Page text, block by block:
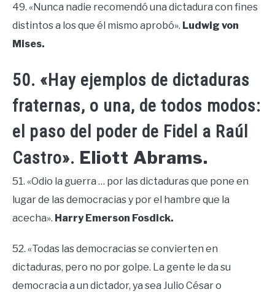
49. «Nunca nadie recomendó una dictadura con fines
distintos a los que él mismo aprobó». Ludwig von
Mises.
50. «Hay ejemplos de dictaduras
fraternas, o una, de todos modos:
el paso del poder de Fidel a Raúl
Castro». Eliott Abrams.
51. «Odio la guerra … por las dictaduras que pone en
lugar de las democracias y por el hambre que la
acecha». Harry Emerson Fosdick.
52. «Todas las democracias se convierten en
dictaduras, pero no por golpe. La gente le da su
democracia a un dictador, ya sea Julio César o